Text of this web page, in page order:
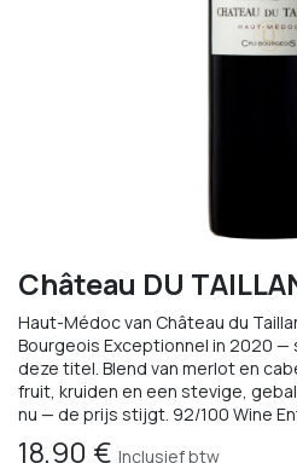
Château DU
Haut-Médoc van Château du
Bourgeois Exceptionnel in 2020 —
deze titel. Blend van merlot en
fruit, kruiden en een stevige,
nu — de prijs stijgt. 92/100 Wine
18,90 € Inclusief btw